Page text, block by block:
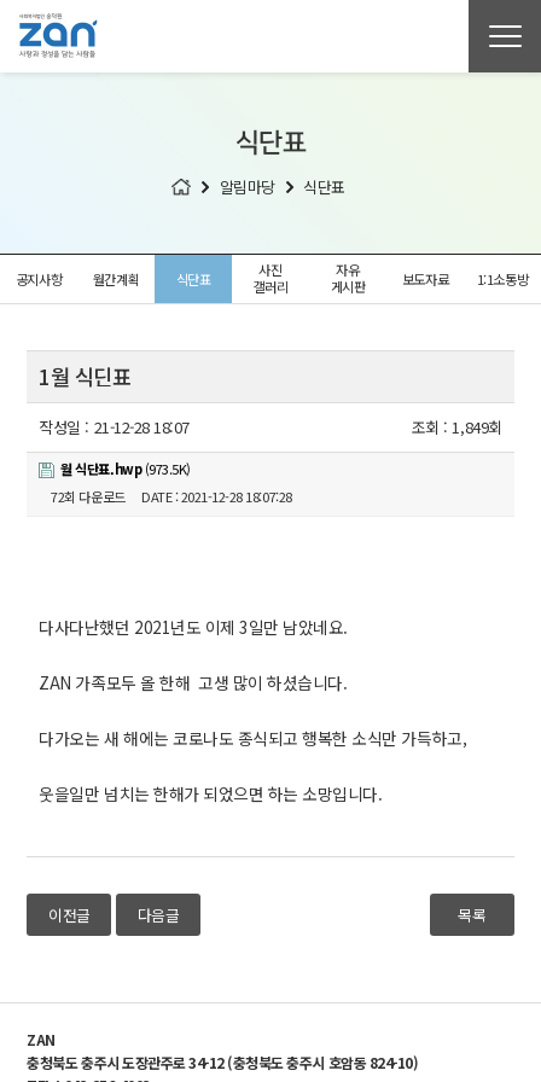
식단표
알림마당 식단표
공지사항 월간계획 식단표
사진
갤러리
자유
게시판
보도자료 1:1소통방
1월 식딘표
작성일 : 21-12-28 18:07 조회 :1,849회
월 식단표.hwp(973.5K)
72회 다운로드
DATE : 2021-12-28 18:07:28
다사다난했던 2021년도 이제 3일만 남았네요.
ZAN 가족모두 올 한해 고생 많이 하셨습니다.
다가오는 새 해에는 코로나도 종식되고 행복한 소식만 가득하고,
웃을일만 넘치는 한해가 되었으면 하는 소망입니다.
이전글 다음글 목록
ZAN
충청북도 충주시 도장관주로 34-12 (충청북도 충주시 호암동 824-10)